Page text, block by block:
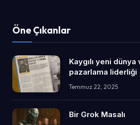
Öne Çıkanlar
Kaygılı yeni
pazarlama liderliği
Temmuz 22, 2025
Bir Grok Masalı